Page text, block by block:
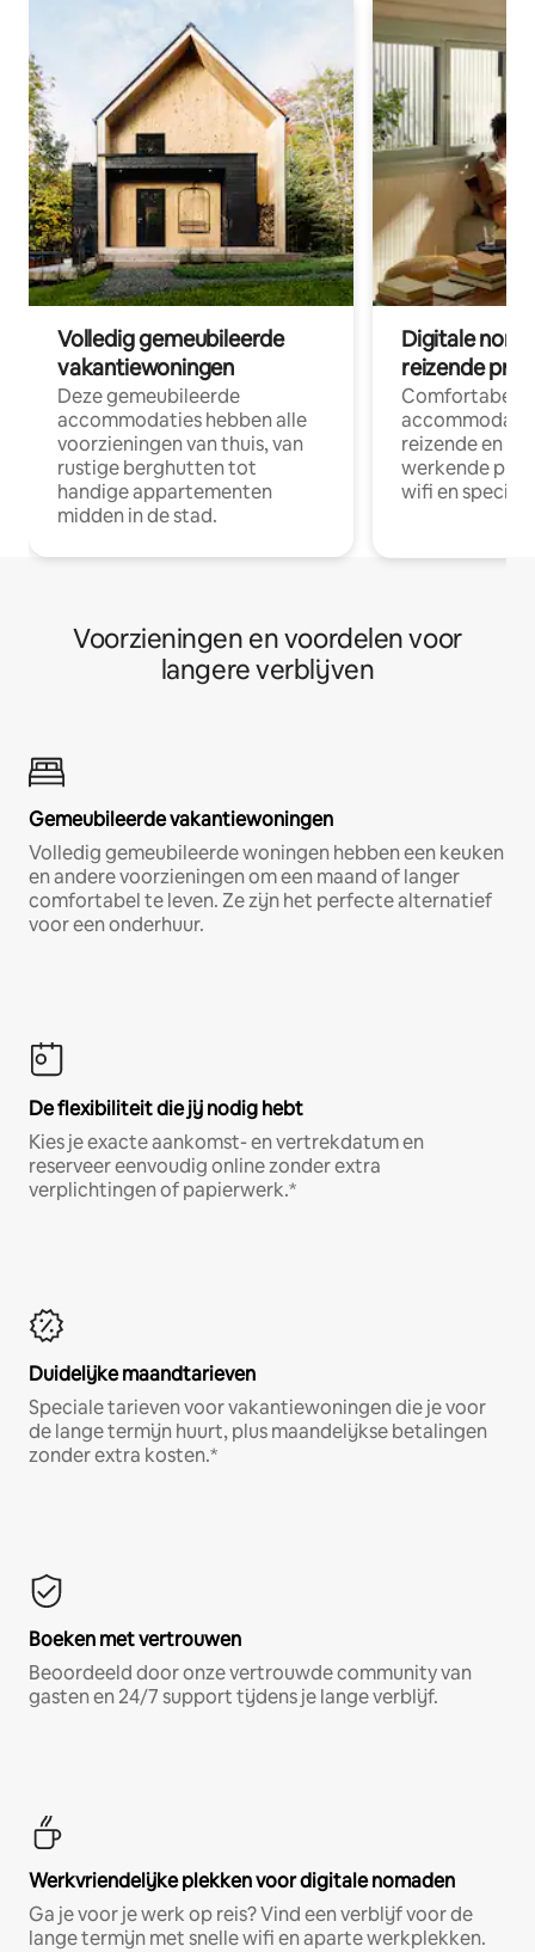
Volledig gemeubileerde
vakantiewoningen
Deze gemeubileerde
accommodaties hebben alle
voorzieningen van thuis, van
rustige berghutten tot
handige appartementen
midden in de stad.
Digitale
reizende
Comfortabele
reizende en
werkende
wifi en
Voorzieningen en voordelen voor
langere verblijven
Gemeubileerde vakantiewoningen
Volledig gemeubileerde woningen hebben een keuken
en andere voorzieningen om een maand of langer
comfortabel te leven. Ze zijn het perfecte alternatief
voor een onderhuur.
De flexibiliteit die jij nodig hebt
Kies je exacte aankomst- en vertrekdatum en
reserveer eenvoudig online zonder extra
verplichtingen of papierwerk.*
Duidelijke maandtarieven
Speciale tarieven voor vakantiewoningen die je voor
de lange termijn huurt, plus maandelijkse betalingen
zonder extra kosten.*
Boeken met vertrouwen
Beoordeeld door onze vertrouwde community van
gasten en 24/7 support tijdens je lange verblijf.
Werkvriendelijke plekken voor digitale nomaden
Ga je voor je werk op reis? Vind een verblijf voor de
lange termijn met snelle wifi en aparte werkplekken.